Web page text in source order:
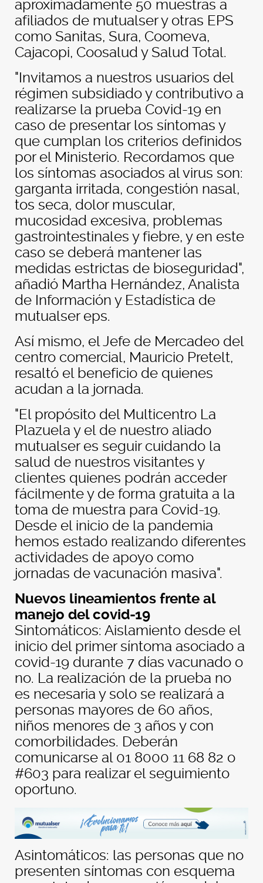
aproximadamente 50 muestras a
afiliados de mutualser y otras EPS
como Sanitas, Sura, Coomeva,
Cajacopi, Coosalud y Salud Total.
"Invitamos a nuestros usuarios del
régimen subsidiado y contributivo a
realizarse la prueba Covid-19 en
caso de presentar los síntomas y
que cumplan los criterios definidos
por el Ministerio. Recordamos que
los síntomas asociados al virus son:
garganta irritada, congestión nasal,
tos seca, dolor muscular,
mucosidad excesiva, problemas
gastrointestinales y fiebre, y en este
caso se deberá mantener las
medidas estrictas de bioseguridad",
añadió Martha Hernández, Analista
de Información y Estadística de
mutualser eps.
Así mismo, el Jefe de Mercadeo del
centro comercial, Mauricio Pretelt,
resaltó el beneficio de quienes
acudan a la jornada.
"El propósito del Multicentro La
Plazuela y el de nuestro aliado
mutualser es seguir cuidando la
salud de nuestros visitantes y
clientes quienes podrán acceder
fácilmente y de forma gratuita a la
toma de muestra para Covid-19.
Desde el inicio de la pandemia
hemos estado realizando diferentes
actividades de apoyo como
jornadas de vacunación masiva".
Nuevos lineamientos frente al
manejo del covid-19
Sintomáticos: Aislamiento desde el
inicio del primer síntoma asociado a
covid-19 durante 7 días vacunado o
no. La realización de la prueba no
es necesaria y solo se realizará a
personas mayores de 60 años,
niños menores de 3 años y con
comorbilidades. Deberán
comunicarse al 01 8000 11 68 82 o
#603 para realizar el seguimiento
oportuno.
Asintomáticos: las personas que no
presenten síntomas con esquema